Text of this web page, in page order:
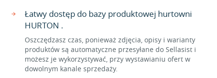
Łatwy dostęp do bazy produktowej hurtowni
HURTON .
Oszczędzasz czas, ponieważ zdjęcia, opisy i warianty
produktów są automatyczne przesyłane do Sellasist i
możesz je wykorzystywać, przy wystawianiu ofert w
dowolnym kanale sprzedaży.